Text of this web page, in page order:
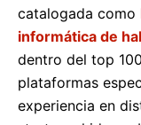
catalogada como
informática de
dentro del top
plataformas
experiencia en